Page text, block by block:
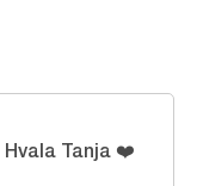
Hvala Tanja ❤️